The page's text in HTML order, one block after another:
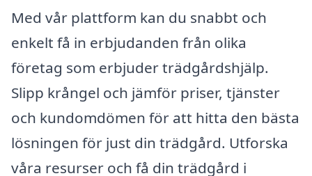
Med vår plattform kan du snabbt och
enkelt få in erbjudanden från olika
företag som erbjuder trädgårdshjälp.
Slipp krångel och jämför priser, tjänster
och kundomdömen för att hitta den bästa
lösningen för just din trädgård. Utforska
våra resurser och få din trädgård i